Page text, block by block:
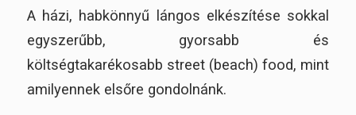
A házi, habkönnyű lángos elkészítése sokkal
egyszerűbb, gyorsabb és
költségtakarékosabb street (beach) food, mint
amilyennek elsőre gondolnánk.